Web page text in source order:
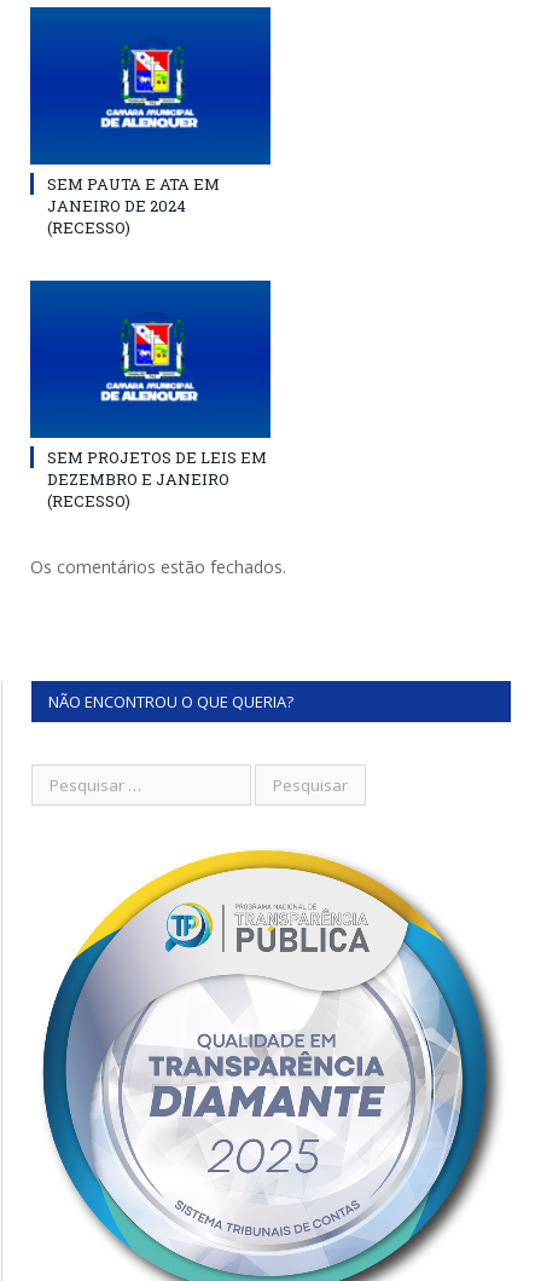
SEM PAUTA E ATA EM
JANEIRO DE 2024
(RECESSO)
SEM PROJETOS DE LEIS EM
DEZEMBRO E JANEIRO
(RECESSO)
Os comentários estão fechados.
NÃO ENCONTROU O QUE QUERIA?